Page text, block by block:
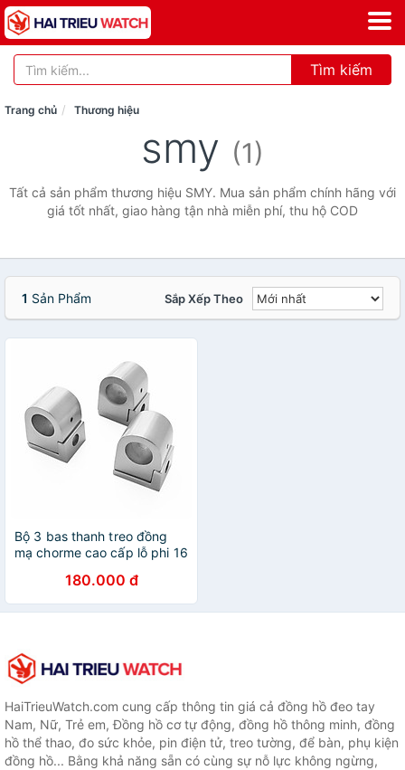
Tìm kiếm
Trang chủ Thương hiệu
smy (1)
Tất cả sản phẩm thương hiệu SMY. Mua sản phẩm chính hãng với
giá tốt nhất, giao hàng tận nhà miễn phí, thu hộ COD
1 Sản Phẩm Sắp Xếp Theo
Bộ 3 bas thanh treo đồng
mạ chorme cao cấp lỗ phi 16
180.000 đ
HaiTrieuWatch.com cung cấp thông tin giá cả đồng hồ đeo tay
Nam, Nữ, Trẻ em, Đồng hồ cơ tự động, đồng hồ thông minh, đồng
hồ thể thao, đo sức khỏe, pin điện tử, treo tường, để bàn, phụ kiện
đồng hồ... Bằng khả năng sẵn có cùng sự nỗ lực không ngừng,